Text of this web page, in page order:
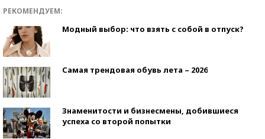
РЕКОМЕНДУЕМ:
Модный выбор: что взять с собой в отпуск?
Самая трендовая обувь лета – 2026
Знаменитости и бизнесмены, добившиеся
успеха со второй попытки